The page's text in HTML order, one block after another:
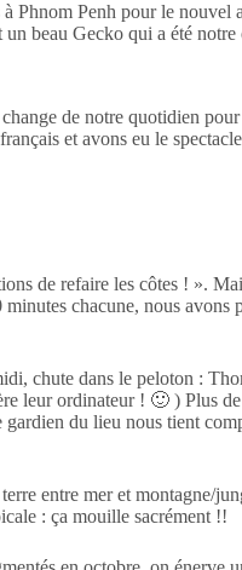
Phnom Penh pour le
beau Gecko qui a été
de notre quotidien
et avons eu le
de refaire les côtes ! ».
chacune, nous avons
chute dans le peloton :
leur ordinateur ! 🙂 ) Plus
du lieu nous tient
entre mer et montagne/
: ça mouille sacrément !!